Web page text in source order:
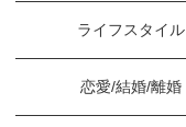
ライフスタイル
恋愛/結婚/離婚